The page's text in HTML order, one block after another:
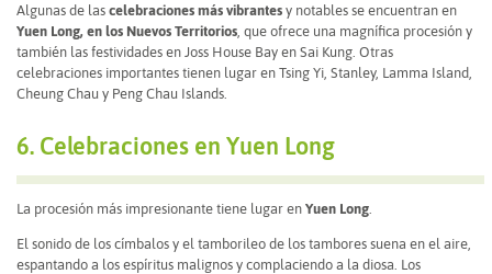
Algunas de las celebraciones más vibrantes y notables se encuentran en
Yuen Long, en los Nuevos Territorios , que ofrece una magnífica procesión y
también las festividades en Joss House Bay en Sai Kung. Otras
celebraciones importantes tienen lugar en Tsing Yi, Stanley, Lamma Island,
Cheung Chau y Peng Chau Islands.
6. Celebraciones en Yuen Long
La procesión más impresionante tiene lugar en Yuen Long
El sonido de los címbalos y el tamborileo de los tambores suena en el aire,
espantando a los espíritus malignos y complaciendo a la diosa. Los